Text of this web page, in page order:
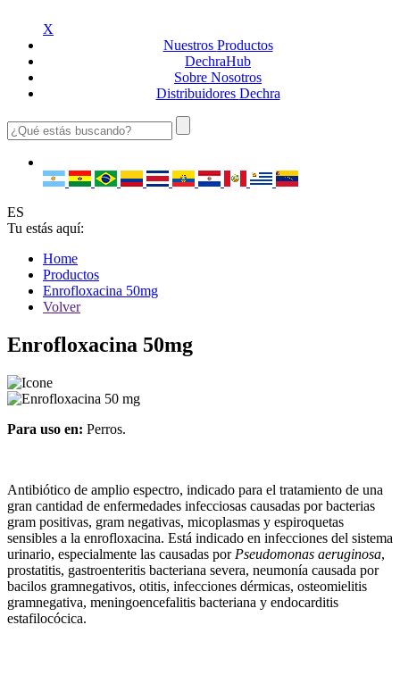
X
Nuestros Productos
DechraHub
Sobre Nosotros
Distribuidores Dechra
ES
Tu estás aquí:
Home
Productos
Enrofloxacina 50mg
Volver
Enrofloxacina 50mg
Para uso en: Perros.
Antibiótico de amplio espectro, indicado para el tratamiento de una
gran cantidad de enfermedades infecciosas causadas por bacterias
gram positivas, gram negativas, micoplasmas y espiroquetas
sensibles a la enrofloxacina. Está indicado en infecciones del sistema
urinario, especialmente las causadas por Pseudomonas aeruginosa,
prostatitis, gastroenteritis bacteriana severa, neumonía causada por
bacilos gramnegativos, otitis, infecciones dérmicas, osteomielitis
gramnegativa, meningoencefalitis bacteriana y endocarditis
estafilocócica.